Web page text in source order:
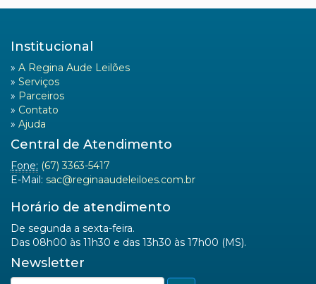
Institucional
» A Regina Aude Leilões
» Serviços
» Parceiros
» Contato
» Ajuda
Central de Atendimento
Fone: (67) 3363-5417
E-Mail: sac@reginaaudeleiloes.com.br
Horário de atendimento
De segunda a sexta-feira.
Das 08h00 às 11h30 e das 13h30 às 17h00 (MS).
Newsletter